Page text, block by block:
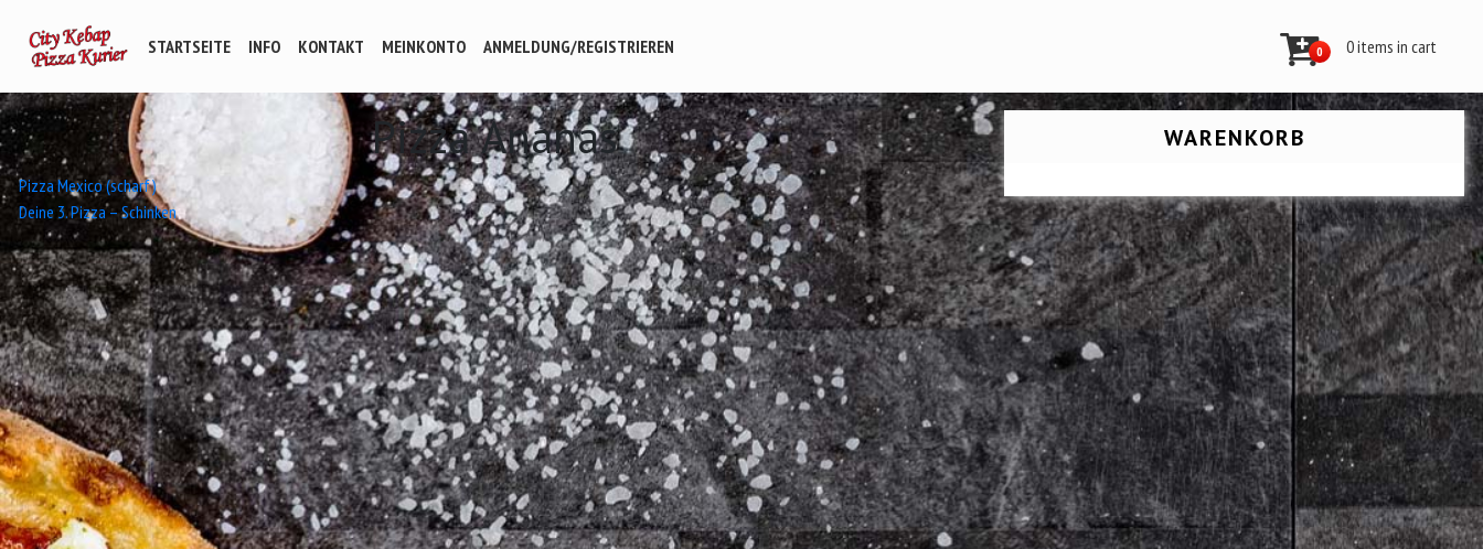
STARTSEITE INFO KONTAKT MEINKONTO ANMELDUNG/REGISTRIEREN 0 0 items in cart
Pizza Ananas
Beitrags-
Navigation
Pizza Mexico (scharf)
Deine 3. Pizza – Schinken
WARENKORB